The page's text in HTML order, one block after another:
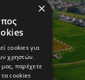
×
cookies για
χρηστών.
παρέχετε
τα cookies